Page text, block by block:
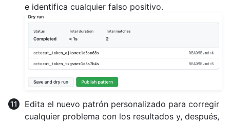
e identifica cualquier falso positivo.
Edita el nuevo patrón personalizado para corregir
cualquier problema con los resultados y, después,